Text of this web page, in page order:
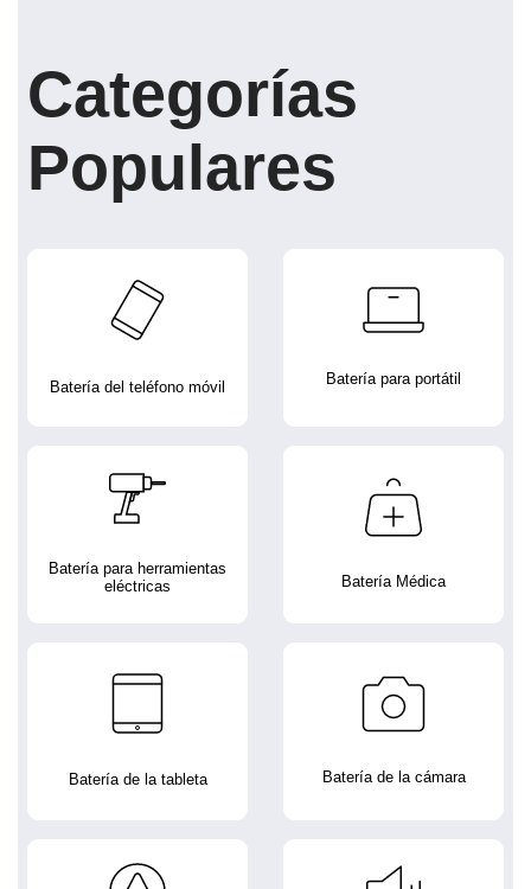
Categorías
Populares
Batería del teléfono móvil Batería para portátil
Batería para herramientas
eléctricas
Batería Médica
Batería de la tableta Batería de la cámara